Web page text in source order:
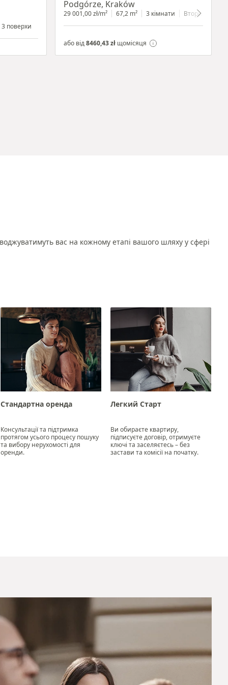
3 поверхи
Podgórze, Kraków
29 001,00 zł/m² 67,2 m² 3 кімнати Вторинний
або від8460,43 zł щомісяця
вас на кожному етапі вашого шляху у сфері
Стандартна оренда
Консультації та підтримка
протягом усього процесу пошуку
та вибору нерухомості для
оренди.
Легкий Старт
Ви обираєте квартиру,
підписуєте договір, отримуєте
ключі та заселяєтесь – без
застави та комісії на початку.